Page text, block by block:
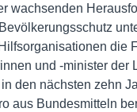
wachsenden
die
und -minister der
den nächsten zehn
aus Bundesmitteln